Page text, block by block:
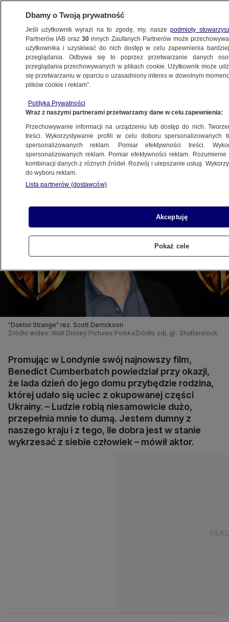
KULTURA I STYL
ukraińskich uchodźców pod swój dach.
Rodzina jest już w drodze
29.04.2022, 14:15
Udostępnij
"Doktor Strange" reż. Scott Derrickson
Źródło wideo: Walt Disney Pictures Polska Źródło zdj. gł.: Shutterstock
Promując w Londynie swój najnowszy film,
Benedict Cumberbatch powiedział przy okazji,
że lada dzień do jego domu przybędzie rodzina,
której udało się uciec z okupowanej części
Ukrainy. – Ludzie robią niesamowicie dużo,
przepełnia mnie to dumą. Jestem dumny z
naszego kraju i z tego, ile dobra jest w stanie
wykrzesać z siebie człowiek – mówił aktor.
Dbamy o Twoją prywatność
Jeśli użytkownik wyrazi na to zgodę, my, naszepodmioty
Partnerów IAB oraz30 innych Zaufanych Partnerów może
użytkownika i uzyskiwać do nich dostęp w celu zapewnienia
przeglądania. Odbywa się to poprzez przetwarzanie danych
przeglądania przechowywanych w plikach cookie. Użytkownik może
się przetwarzaniu w oparciu o uzasadniony interes w dowolnym
plików cookie i reklam”.
Polityka Prywatności
Wraz z naszymi partnerami przetwarzamy dane w celu zapewnienia:
Przechowywanie informacji na urządzeniu lub dostęp do nich.
treści. Wykorzystywanie profili w celu doboru spersonalizowanych
spersonalizowanych reklam. Pomiar efektywności treści.
spersonalizowanych reklam. Pomiar efektywności reklam.
kombinacji danych z różnych źródeł. Rozwój i ulepszanie usług.
do wyboru reklam.
Lista partnerów (dostawców)
Akceptuję
Pokaż cele